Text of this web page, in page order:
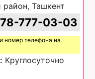
Ташкент
777-03-03
номер телефона на
Круглосуточно